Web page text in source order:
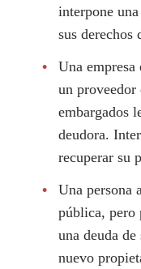
interpone
sus derechos
Una empresa
un proveedor
embargados
deudora.
recuperar su
Una persona
pública, pero
una deuda
nuevo